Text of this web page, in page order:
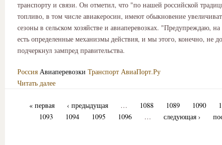
транспорту и связи. Он отметил, что "по нашей российской
топливо, в том числе авиакеросин, имеют обыкновение
сезоны в сельском хозяйстве и авиаперевозках. "Предупреждаю, на
есть определенные механизмы действия, и мы этого, конечно, не
подчеркнул зампред правительства.
Россия Авиаперевозки Транспорт АвиаПорт.Ру
Читать далее
« первая ‹ предыдущая … 1088 1089 1090
1093
1094 1095 1096 … следующая ›